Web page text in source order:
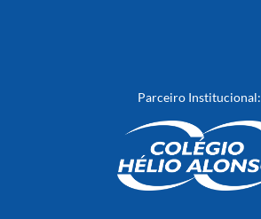
Parceiro Institucional: